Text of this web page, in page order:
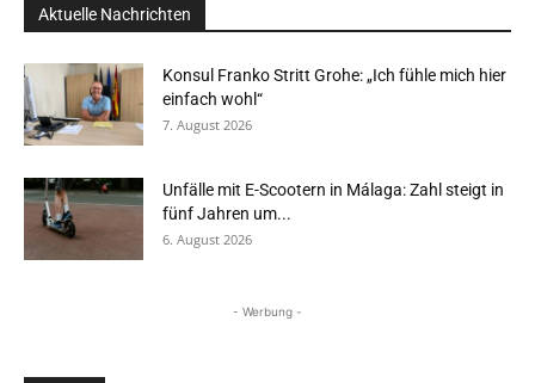
Aktuelle Nachrichten
Konsul Franko Stritt Grohe: „Ich fühle mich hier
einfach wohl“
7. August 2026
Unfälle mit E-Scootern in Málaga: Zahl steigt in
fünf Jahren um...
6. August 2026
- Werbung -